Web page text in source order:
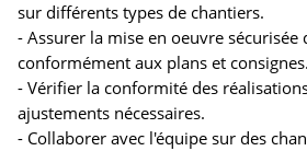
sur différents types de chantiers.
- Assurer la mise en oeuvre sécurisée
conformément aux plans et consignes.
- Vérifier la conformité des
ajustements nécessaires.
- Collaborer avec l'équipe sur des